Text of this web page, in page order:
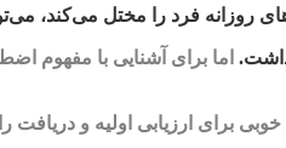
فرد را مختل می‌کند،
اما برای آشنایی با مفهوم
برای ارزیابی اولیه و دریافت